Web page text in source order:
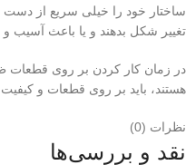
ساختار خود را خیلی سریع از دست
تغییر شکل بدهند و یا باعث آسیب
هستند، باید بر روی قطعات و کیفیت
نظرات (0)
نقد و بررسی‌ها